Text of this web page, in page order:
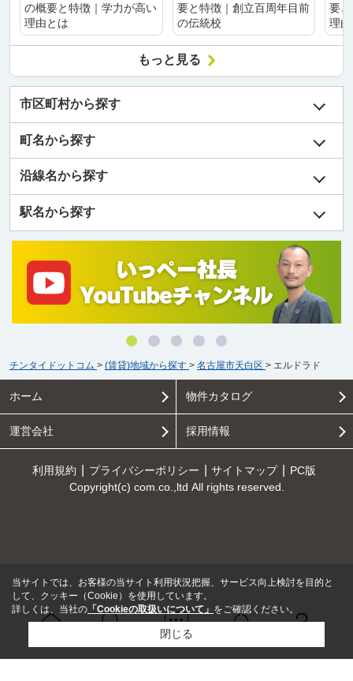
の概要と特徴｜学力が高い
理由とは
要と特徴｜創立百周年目前
の伝統校
要
理
もっと見る
問い合せ
市区町村から探す
町名から探す
沿線名から探す
駅名から探す
チンタイドットコム > (賃貸)地域から探す > 名古屋市天白区 > エルドラド
ホーム 物件カタログ
運営会社 採用情報
利用規約 プライバシーポリシー サイトマップ
PC版
Copyright(c) com.co.,ltd All rights reserved.
当サイトでは、お客様の当サイト利用状況把握、サービス向上検討を目的と
して、クッキー（Cookie）を使用しています。
詳しくは、当社の 「Cookieの取扱いについて」 をご確認ください。
閉じる